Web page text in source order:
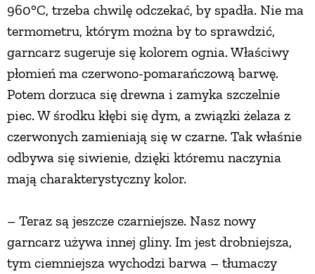
960°C, trzeba chwilę odczekać, by spadła. Nie ma
termometru, którym można by to sprawdzić,
garncarz sugeruje się kolorem ognia. Właściwy
płomień ma czerwono-pomarańczową barwę.
Potem dorzuca się drewna i zamyka szczelnie
piec. W środku kłębi się dym, a związki żelaza z
czerwonych zamieniają się w czarne. Tak właśnie
odbywa się siwienie, dzięki któremu naczynia
mają charakterystyczny kolor.
– Teraz są jeszcze czarniejsze. Nasz nowy
garncarz używa innej gliny. Im jest drobniejsza,
tym ciemniejsza wychodzi barwa – tłumaczy